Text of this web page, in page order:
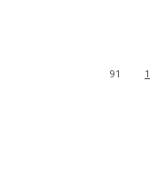
1
91